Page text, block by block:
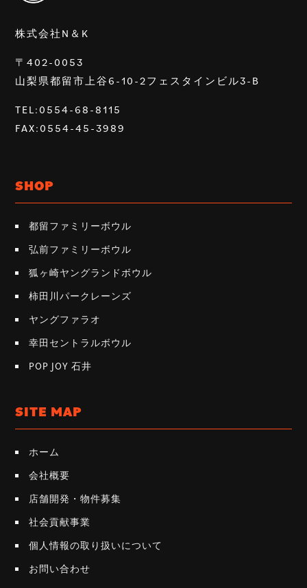
株式会社N＆K
〒402-0053
山梨県都留市上谷6-10-2フェスタインビル3-B
TEL:0554-68-8115
FAX:0554-45-3989
SHOP
都留ファミリーボウル
弘前ファミリーボウル
狐ヶ崎ヤングランドボウル
柿田川パークレーンズ
ヤングファラオ
幸田セントラルボウル
POP JOY 石井
SITE MAP
ホーム
会社概要
店舗開発・物件募集
社会貢献事業
個人情報の取り扱いについて
お問い合わせ